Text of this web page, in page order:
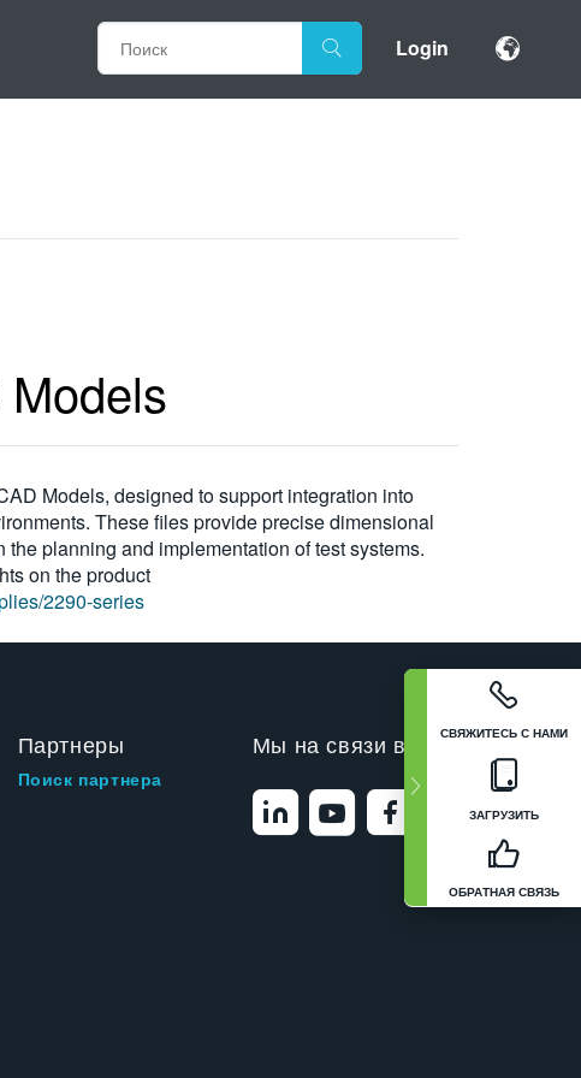
Login
СВЯЖИТЕСЬ С НАМИ
ЗАГРУЗИТЬ
ОБРАТНАЯ СВЯЗЬ
Models, designed to support integration into
These files provide precise dimensional
planning and implementation of test systems.
on the product
2290-series
Партнеры
Поиск партнера
Мы на связи в